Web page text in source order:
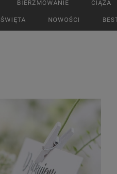
BIERZMOWANIE CIĄŻA
ŚWIĘTA NOWOŚCI